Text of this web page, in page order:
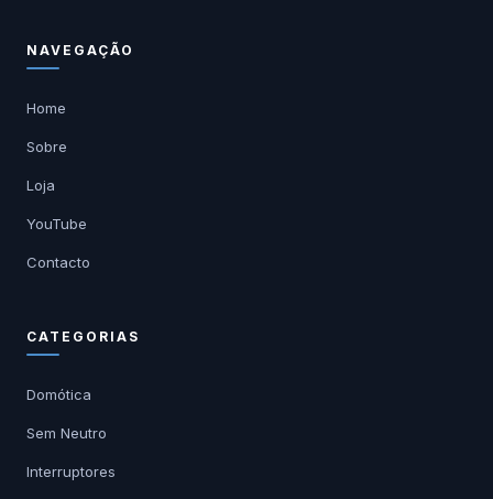
NAVEGAÇÃO
Home
Sobre
Loja
YouTube
Contacto
CATEGORIAS
Domótica
Sem Neutro
Interruptores